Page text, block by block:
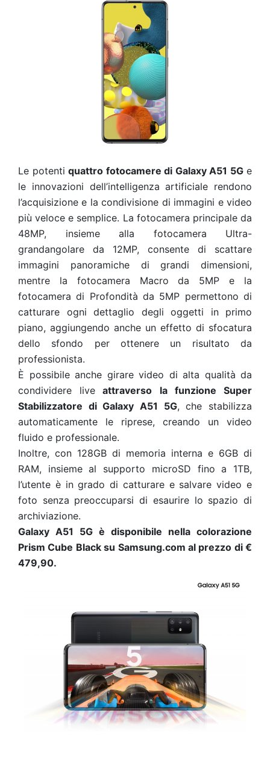
Le potenti quattro fotocamere di Galaxy A51 5Ge
le innovazioni dell’intelligenza artificiale rendono
l’acquisizione e la condivisione di immagini e video
più veloce e semplice. La fotocamera principale da
48MP, insieme alla fotocamera Ultra-
grandangolare da 12MP, consente di scattare
immagini panoramiche di grandi dimensioni,
mentre la fotocamera Macro da 5MP e la
fotocamera di Profondità da 5MP permettono di
catturare ogni dettaglio degli oggetti in primo
piano, aggiungendo anche un effetto di sfocatura
dello sfondo per ottenere un risultato da
professionista.
È possibile anche girare video di alta qualità da
condividere live attraverso la funzione Super
Stabilizzatore di Galaxy A51 5G, che stabilizza
automaticamente le riprese, creando un video
fluido e professionale.
Inoltre, con 128GB di memoria interna e 6GB di
RAM, insieme al supporto microSD fino a 1TB,
l’utente è in grado di catturare e salvare video e
foto senza preoccuparsi di esaurire lo spazio di
archiviazione.
Galaxy A51 5G è disponibile nella colorazione
Prism Cube Black su Samsung.com al prezzo di €
479,90.